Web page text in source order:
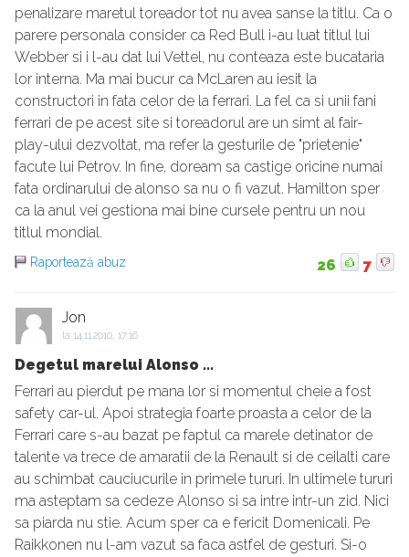
penalizare maretul toreador tot nu avea sanse la titlu. Ca o
parere personala consider ca Red Bull i-au luat titlul lui
Webber si i l-au dat lui Vettel, nu conteaza este bucataria
lor interna. Ma mai bucur ca McLaren au iesit la
constructori in fata celor de la ferrari. La fel ca si unii fani
ferrari de pe acest site si toreadorul are un simt al fair-
play-ului dezvoltat, ma refer la gesturile de "prietenie"
facute lui Petrov. In fine, doream sa castige oricine numai
fata ordinarului de alonso sa nu o fi vazut. Hamilton sper
ca la anul vei gestiona mai bine cursele pentru un nou
titlul mondial.
Raportează abuz 26 7
Jon
la 14.11.2010, 17:16
Degetul marelui Alonso ...
Ferrari au pierdut pe mana lor si momentul cheie a fost
safety car-ul. Apoi strategia foarte proasta a celor de la
Ferrari care s-au bazat pe faptul ca marele detinator de
talente va trece de amaratii de la Renault si de ceilalti care
au schimbat cauciucurile in primele tururi. In ultimele tururi
ma asteptam sa cedeze Alonso si sa intre intr-un zid. Nici
sa piarda nu stie. Acum sper ca e fericit Domenicali. Pe
Raikkonen nu l-am vazut sa faca astfel de gesturi. Si-o